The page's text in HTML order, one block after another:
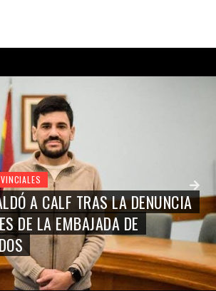
A CALF TRAS LA DENUNCIA
DE LA EMBAJADA DE